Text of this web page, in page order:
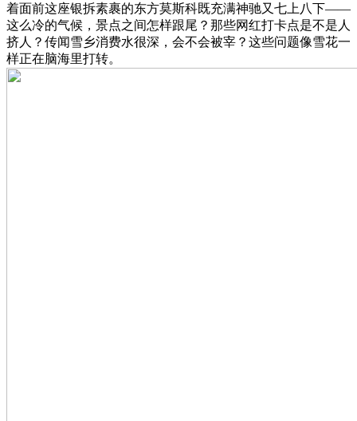
着面前这座银拆素裹的东方莫斯科既充满神驰又七上八下——
这么冷的气候，景点之间怎样跟尾？那些网红打卡点是不是人
挤人？传闻雪乡消费水很深，会不会被宰？这些问题像雪花一
样正在脑海里打转。